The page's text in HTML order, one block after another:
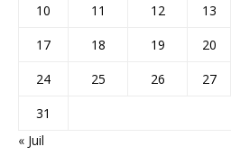
10
11 12 13
17
18 19 20
24
25 26 27
31
« Juil